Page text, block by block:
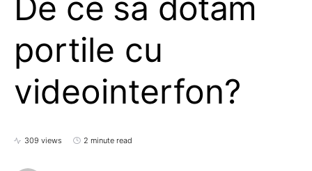
portile cu
videointerfon?
309 views 2 minute read